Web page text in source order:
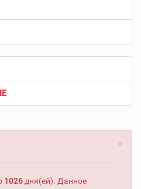
×
1026 дня(ей). Данное